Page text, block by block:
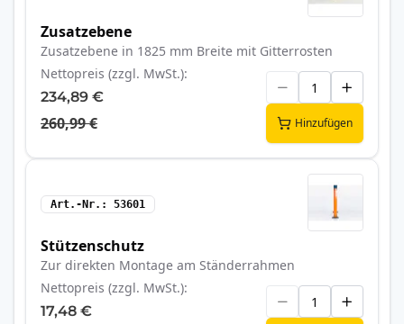
Zusatzebene
Zusatzebene in 1825 mm Breite mit Gitterrosten
Nettopreis (zzgl. MwSt.)
234,89 €
260,99 € Hinzufügen
Art.-Nr. 53601
Stützenschutz
Zur direkten Montage am Ständerrahmen
Nettopreis (zzgl. MwSt.)
17,48 €